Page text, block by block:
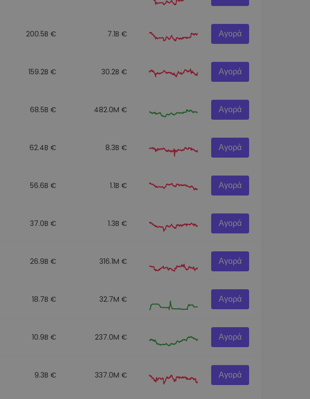
200.5B € 7.1B € Αγορά
159.2B € 30.2B € Αγορά
68.5B € 482.0M € Αγορά
62.4B € 8.3B € Αγορά
56.6B € 1.1B € Αγορά
37.0B € 1.3B € Αγορά
26.9B € 316.1M € Αγορά
18.7B € 32.7M € Αγορά
10.9B € 237.0M € Αγορά
9.3B € 337.0M € Αγορά